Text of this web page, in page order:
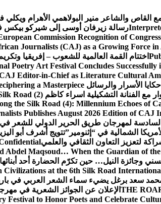
القاص والشاعر منير البولاهمي الأهرام
رسالة زيرفان أوسى إلى شيركو بيكس
Commission Recognition of
Journalists (CAJ) as a Growing Force
اختتام القمة العالمية للشعوب – إفريقيا
Poetry Art Festival Concludes Successfully
Editor-in-Chief as Literature Cultural
الأسرار والرسائل a Masterpiece
مع الفنانة التشكيلية اسراء كاظم Road (2)
the Silk Road (4): Millennium Echoes of
Publishes August 2026 Edition of CAJ
السادسة لمهرجان طريق الحرير الدولي للشعر في
الشمالية في “إثنومير”تتويج أشرف أبو
لتعزيز التعاون الثقافي والعلمي
Abdel Maqsoud… When the Guardian of
وجائزة النيل… حين تكرّم الحضارة أحد أبنائها
at the 6th Silk Road
سعد برغل يضيء سماء الشعر العربي في
THE الإعلان عن الجوائز الشعرية في
Festival to Honor Poets and Celebrate